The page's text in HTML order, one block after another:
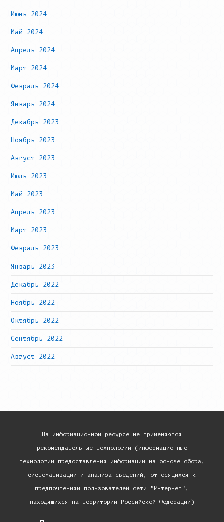
Июнь 2024
Май 2024
Апрель 2024
Март 2024
Февраль 2024
Январь 2024
Декабрь 2023
Ноябрь 2023
Август 2023
Июль 2023
Май 2023
Апрель 2023
Март 2023
Февраль 2023
Январь 2023
Декабрь 2022
Ноябрь 2022
Октябрь 2022
Сентябрь 2022
Август 2022
На информационном ресурсе не применяются
рекомендательные технологии (информационные
технологии предоставления информации на основе сбора,
систематизации и анализа сведений, относящихся к
предпочтениям пользователей сети "Интернет",
находящихся на территории Российской Федерации)